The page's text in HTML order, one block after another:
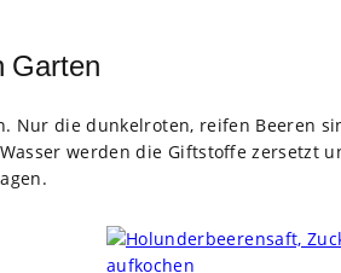
Garten
Nur die dun­kel­ro­ten, rei­fen Bee­ren
wer­den die Gift­stoffe zer­setzt